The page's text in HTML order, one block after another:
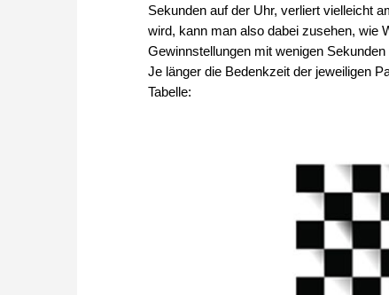
Sekunden auf der Uhr, verliert vielleicht
wird, kann man also dabei zusehen, wie
Gewinnstellungen mit wenigen
Je länger die Bedenkzeit der jeweiligen
Tabelle: